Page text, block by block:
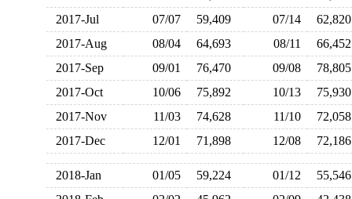
2017-Jul
07/07 59,409 07/14
2017-Aug
08/04 64,693 08/11
2017-Sep
09/01 76,470 09/08
2017-Oct
10/06 75,892 10/13
2017-Nov
11/03 74,628 11/10
2017-Dec
12/01 71,898 12/08
2018-Jan 01/05 59,224 01/12